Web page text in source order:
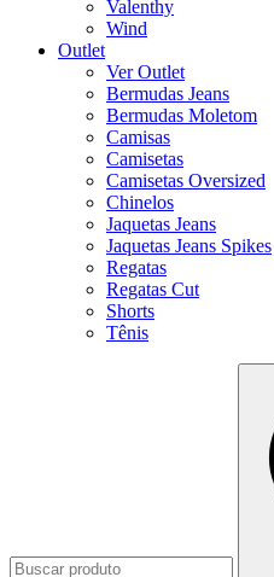
Valenthy
Wind
Outlet
Ver Outlet
Bermudas Jeans
Bermudas Moletom
Camisas
Camisetas
Camisetas Oversized
Chinelos
Jaquetas Jeans
Jaquetas Jeans Spikes
Regatas
Regatas Cut
Shorts
Tênis